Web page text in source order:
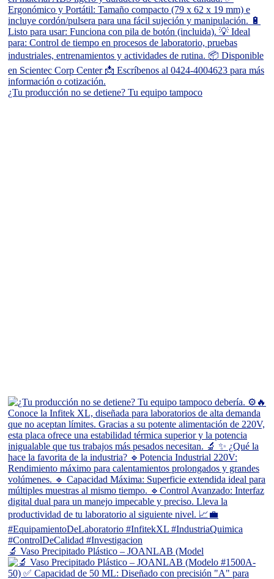
¿Tu producción no se detiene? Tu equipo tampoco
🔬 Vaso Precipitado Plástico – JOANLAB (Model